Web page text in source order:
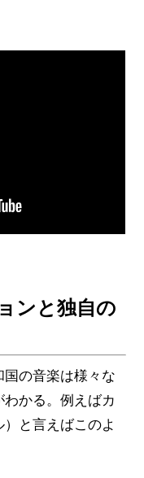
ンと独自の
の音楽は様々な
かる。例えばカ
と言えばこのよ